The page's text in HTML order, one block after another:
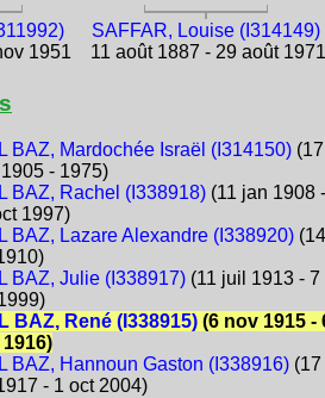
1951
SAFFAR, Louise (I314149)
11 août 1887 - 29 août 1971
BAZ, Mardochée Israël (I314150)(17
- 1975)
BAZ, Rachel (I338918)(11 jan 1908 -
1997)
BAZ, Lazare Alexandre (I338920)(14
BAZ, Julie (I338917)(11 juil 1913 - 7
BAZ, René (I338915)(6 nov 1915 -
BAZ, Hannoun Gaston (I338916)(17
- 1 oct 2004)